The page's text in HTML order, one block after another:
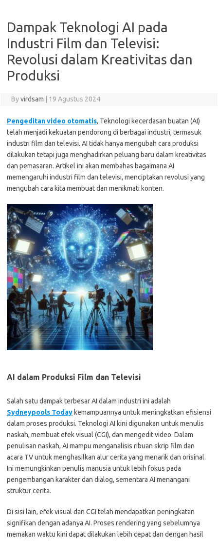
Dampak Teknologi AI pada
Industri Film dan Televisi:
Revolusi dalam Kreativitas dan
Produksi
Byvirdsam 19 Agustus 2024
Pengeditan video otomatis, Teknologi kecerdasan buatan (AI)
telah menjadi kekuatan pendorong di berbagai industri, termasuk
industri film dan televisi. AI tidak hanya mengubah cara produksi
dilakukan tetapi juga menghadirkan peluang baru dalam kreativitas
dan pemasaran. Artikel ini akan membahas bagaimana AI
memengaruhi industri film dan televisi, menciptakan revolusi yang
mengubah cara kita membuat dan menikmati konten.
AI dalam Produksi Film dan Televisi
Salah satu dampak terbesar AI dalam industri ini adalah
Sydneypools Today kemampuannya untuk meningkatkan efisiensi
dalam proses produksi. Teknologi AI kini digunakan untuk menulis
naskah, membuat efek visual (CGI), dan mengedit video. Dalam
penulisan naskah, AI mampu menganalisis ribuan skrip film dan
acara TV untuk menghasilkan alur cerita yang menarik dan orisinal.
Ini memungkinkan penulis manusia untuk lebih fokus pada
pengembangan karakter dan dialog, sementara AI menangani
struktur cerita.
Di sisi lain, efek visual dan CGI telah mendapatkan peningkatan
signifikan dengan adanya AI. Proses rendering yang sebelumnya
memakan waktu kini dapat dilakukan lebih cepat dan dengan hasil